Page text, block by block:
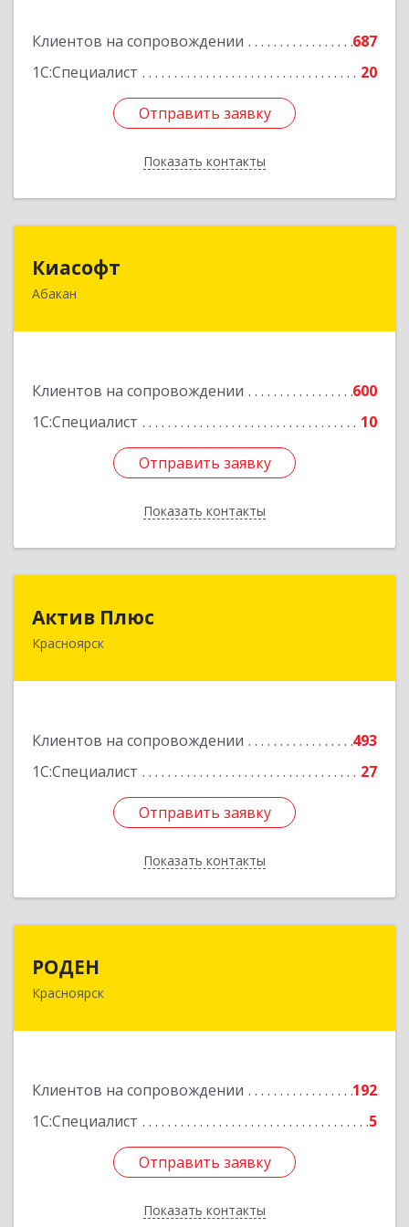
Клиентов на сопровождении
687
1С:Специалист
20
Отправить заявку
Показать контакты
Отправить заявку
Назад
Киасофт
Абакан
Клиентов на сопровождении
600
1С:Специалист
10
Отправить заявку
Показать контакты
655017, Хакасия Респ, Абакан г, Ивана Ярыгина
Отправить заявку
Назад
Актив Плюс
Красноярск
Клиентов на сопровождении
493
1С:Специалист
27
Отправить заявку
Показать контакты
660017, Красноярский край, Красноярск г,
Отправить заявку
Назад
РОДЕН
Красноярск
Клиентов на сопровождении
192
1С:Специалист
5
Отправить заявку
Показать контакты
660064, Красноярский край, Красноярск г, им
Отправить заявку
Назад